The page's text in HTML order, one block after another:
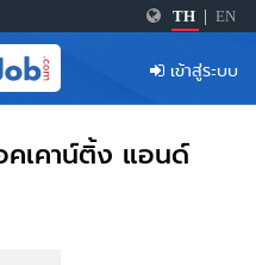
TH EN
เข้าสู่ระบบ
เคาน์ติ้ง แอนด์